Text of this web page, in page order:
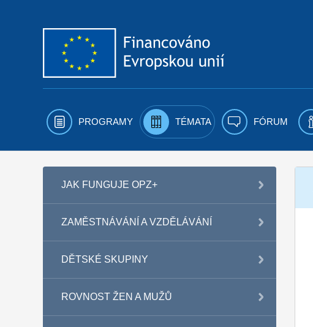
PROGRAMY TÉMATA FÓRUM
JAK FUNGUJE OPZ+
ZAMĚSTNÁVÁNÍ A VZDĚLÁVÁNÍ
DĚTSKÉ SKUPINY
ROVNOST ŽEN A MUŽŮ